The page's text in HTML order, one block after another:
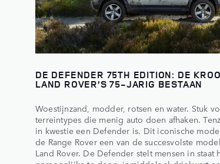
DE DEFENDER 75TH EDITION: DE
LAND ROVER’S 75-JARIG BESTAAN
Woestijnzand, modder, rotsen en water. Stuk
terreintypes die menig auto doen afhaken.
in kwestie een Defender is. Dit iconische
de Range Rover een van de succesvolste
Land Rover. De Defender stelt mensen in staat